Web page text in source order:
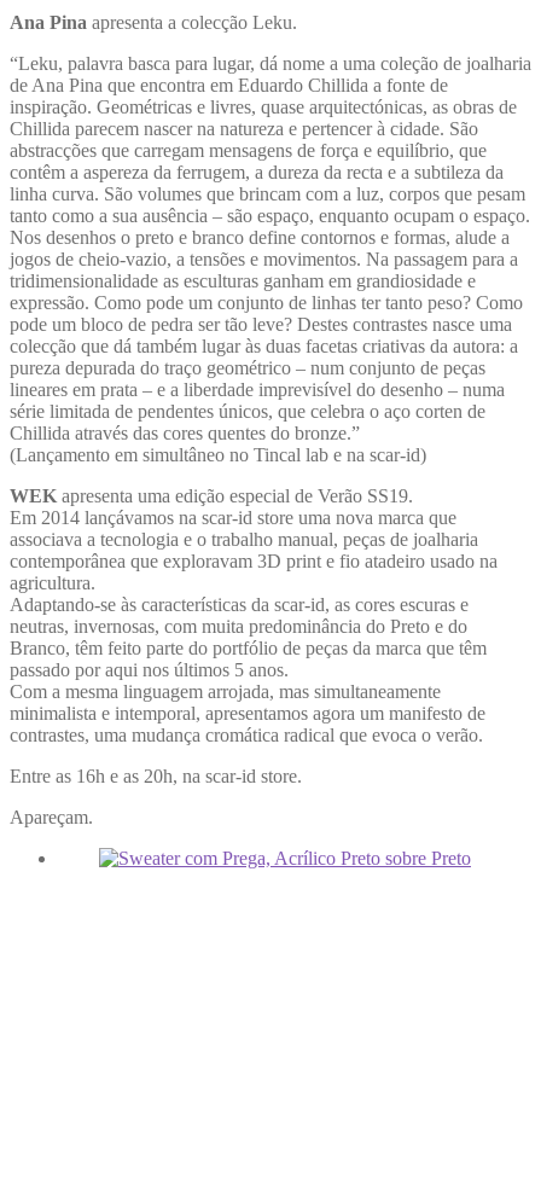
Ana Pina apresenta a colecção Leku.
“Leku, palavra basca para lugar, dá nome a uma coleção de joalharia
de Ana Pina que encontra em Eduardo Chillida a fonte de
inspiração. Geométricas e livres, quase arquitectónicas, as obras de
Chillida parecem nascer na natureza e pertencer à cidade. São
abstracções que carregam mensagens de força e equilíbrio, que
contêm a aspereza da ferrugem, a dureza da recta e a subtileza da
linha curva. São volumes que brincam com a luz, corpos que pesam
tanto como a sua ausência – são espaço, enquanto ocupam o espaço.
Nos desenhos o preto e branco define contornos e formas, alude a
jogos de cheio-vazio, a tensões e movimentos. Na passagem para a
tridimensionalidade as esculturas ganham em grandiosidade e
expressão. Como pode um conjunto de linhas ter tanto peso? Como
pode um bloco de pedra ser tão leve? Destes contrastes nasce uma
colecção que dá também lugar às duas facetas criativas da autora: a
pureza depurada do traço geométrico – num conjunto de peças
lineares em prata – e a liberdade imprevisível do desenho – numa
série limitada de pendentes únicos, que celebra o aço corten de
Chillida através das cores quentes do bronze.”
(Lançamento em simultâneo no Tincal lab e na scar-id)
WEK apresenta uma edição especial de Verão SS19.
Em 2014 lançávamos na scar-id store uma nova marca que
associava a tecnologia e o trabalho manual, peças de joalharia
contemporânea que exploravam 3D print e fio atadeiro usado na
agricultura.
Adaptando-se às características da scar-id, as cores escuras e
neutras, invernosas, com muita predominância do Preto e do
Branco, têm feito parte do portfólio de peças da marca que têm
passado por aqui nos últimos 5 anos.
Com a mesma linguagem arrojada, mas simultaneamente
minimalista e intemporal, apresentamos agora um manifesto de
contrastes, uma mudança cromática radical que evoca o verão.
Entre as 16h e as 20h, na scar-id store.
Apareçam.